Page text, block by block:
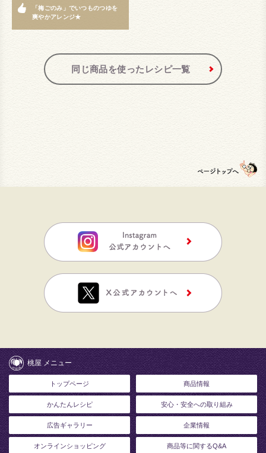
「梅ごのみ」でいつものつゆを
爽やかアレンジ★
同じ商品を使ったレシピ一覧
桃屋 メニュー
トップページ 商品情報
かんたんレシピ 安心・安全への取り組み
広告ギャラリー 企業情報
オンラインショッピング 商品等に関するQ&A